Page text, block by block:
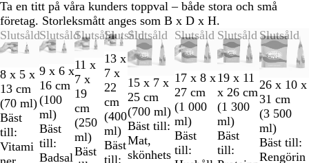
Ta en titt på våra kunders toppval – både stora och små
företag. Storleksmått anges som B x D x H.
Slutsåld
8 x 5 x
13 cm
(70 ml)
Bäst
till:
Vitami
Slutsåld
9 x 6 x
16 cm
(100
ml)
Bäst
till:
Badsal
Slutsåld
11 x
7 x
19
cm
(250
ml)
Bäst
Slutsåld
13 x
7 x
22
cm
(400
ml)
Bäst
till:
Slutsåld
15 x 7 x
25 cm
(700 ml)
Bäst till:
Mat,
skönhets
Slutsåld
17 x 8 x
27 cm
(1 000
ml)
Bäst
till:
Slutsåld
19 x 11
x 26 cm
(1 300
ml)
Bäst
till:
Slutsåld
26 x 10 x
31 cm
(3 500
ml)
Bäst till:
Rengörin
Bild
1
2
av
8